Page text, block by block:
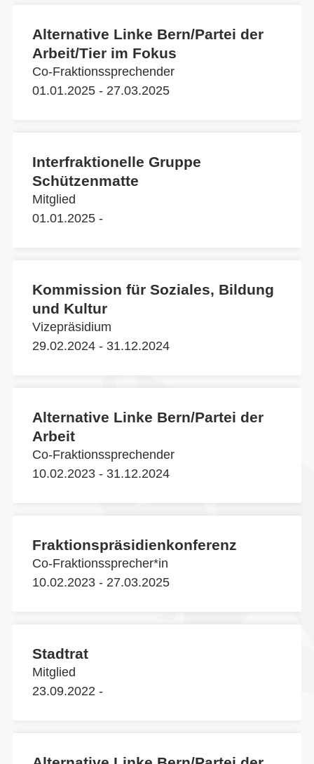
Alternative Linke Bern/Partei der
Arbeit/Tier im Fokus
Co-Fraktionssprechender
01.01.2025 - 27.03.2025
Interfraktionelle Gruppe
Schützenmatte
Mitglied
01.01.2025 -
Kommission für Soziales, Bildung
und Kultur
Vizepräsidium
29.02.2024 - 31.12.2024
Alternative Linke Bern/Partei der
Arbeit
Co-Fraktionssprechender
10.02.2023 - 31.12.2024
Fraktionspräsidienkonferenz
Co-Fraktionssprecher*in
10.02.2023 - 27.03.2025
Stadtrat
Mitglied
23.09.2022 -